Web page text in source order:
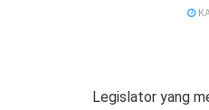
Legislator yang